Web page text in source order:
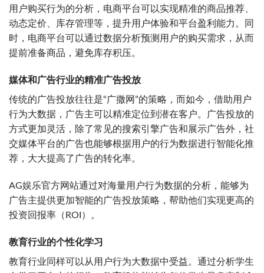
用户购买行为的分析，电商平台可以实现精准的商品推荐、
动态定价、库存管理等，提升用户体验和平台盈利能力。同
时，电商平台可以通过数据分析预测用户的购买需求，从而
提前准备商品，避免库存积压。
媒体和广告行业的精准广告投放
传统的广告投放往往是“广撒网”的策略，而如今，借助用户
行为大数据，广告主可以精准定位到潜在客户。广告投放的
方式更加灵活，除了常见的搜索引擎广告和展示广告外，社
交媒体平台的广告也能够根据用户的行为数据进行智能化推
荐，大大提高了广告的转化率。
AG娱乐官方网站通过对海量用户行为数据的分析，能够为
广告主提供更加智能的广告投放策略，帮助他们实现更高的
投资回报率（ROI）。
教育行业的个性化学习
教育行业同样可以从用户行为大数据中受益。通过分析学生